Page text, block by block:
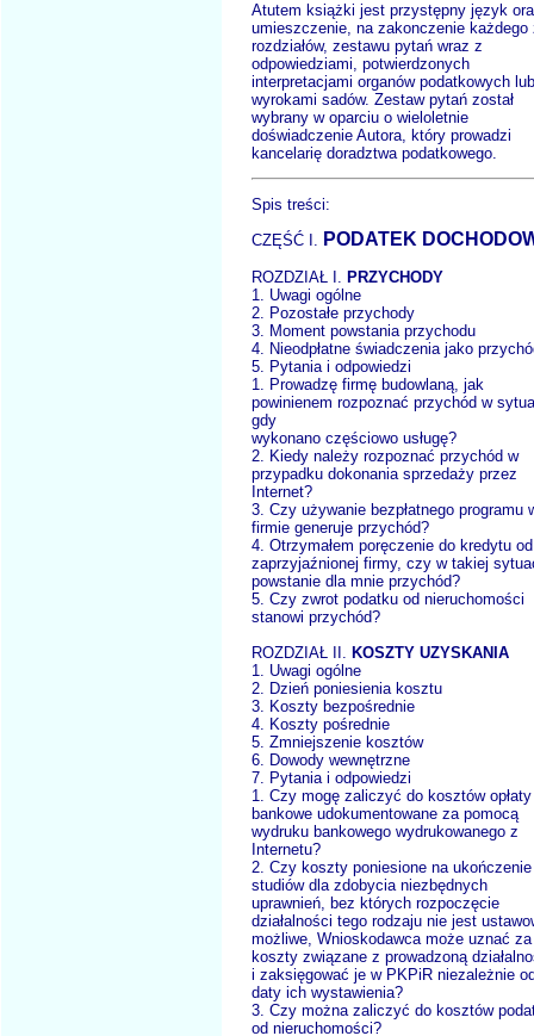
Atutem książki jest przystępny język
umieszczenie, na zakonczenie każdego
rozdziałów, zestawu pytań wraz z
odpowiedziami, potwierdzonych
interpretacjami organów podatkowych lub
wyrokami sadów. Zestaw pytań został
wybrany w oparciu o wieloletnie
doświadczenie Autora, który prowadzi
kancelarię doradztwa podatkowego.
Spis treści:
CZĘŚĆ I. PODATEK
ROZDZIAŁ I. PRZYCHODY
1. Uwagi ogólne
2. Pozostałe przychody
3. Moment powstania przychodu
4. Nieodpłatne świadczenia jako
5. Pytania i odpowiedzi
1. Prowadzę firmę budowlaną, jak
powinienem rozpoznać przychód w
gdy
wykonano częściowo usługę?
2. Kiedy należy rozpoznać przychód w
przypadku dokonania sprzedaży przez
Internet?
3. Czy używanie bezpłatnego programu
firmie generuje przychód?
4. Otrzymałem poręczenie do kredytu od
zaprzyjaźnionej firmy, czy w takiej
powstanie dla mnie przychód?
5. Czy zwrot podatku od nieruchomości
stanowi przychód?
ROZDZIAŁ II. KOSZTY UZYSKANIA
1. Uwagi ogólne
2. Dzień poniesienia kosztu
3. Koszty bezpośrednie
4. Koszty pośrednie
5. Zmniejszenie kosztów
6. Dowody wewnętrzne
7. Pytania i odpowiedzi
1. Czy mogę zaliczyć do kosztów opłaty
bankowe udokumentowane za pomocą
wydruku bankowego wydrukowanego z
Internetu?
2. Czy koszty poniesione na ukończenie
studiów dla zdobycia niezbędnych
uprawnień, bez których rozpoczęcie
działalności tego rodzaju nie jest
możliwe, Wnioskodawca może uznać za
koszty związane z prowadzoną
i zaksięgować je w PKPiR niezależnie
daty ich wystawienia?
3. Czy można zaliczyć do kosztów
od nieruchomości?